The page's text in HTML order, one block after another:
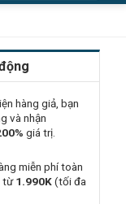
hàng giả, bạn
và nhận
giá trị.
miễn phí toàn
từ1.990K(tối đa